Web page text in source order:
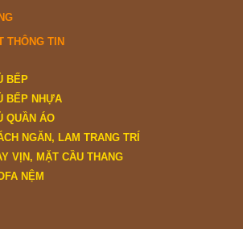
THÔNG TIN
BẾP
BẾP NHỰA
QUẦN ÁO
NGĂN, LAM TRANG TRÍ
VỊN, MẶT CẦU THANG
NỆM